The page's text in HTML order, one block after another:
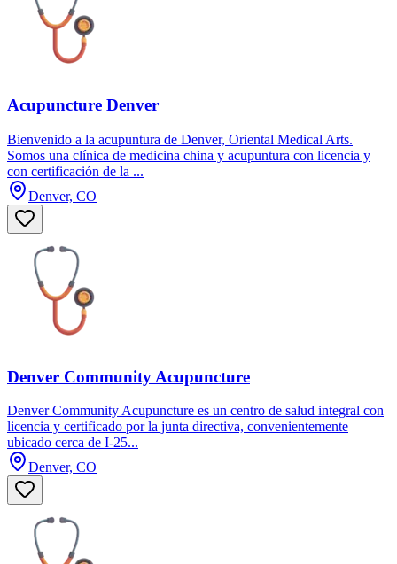
Acupuncture Denver
Bienvenido a la acupuntura de Denver, Oriental Medical Arts.
Somos una clínica de medicina china y acupuntura con licencia y
con certificación de la ...
Denver, CO
Denver Community Acupuncture
Denver Community Acupuncture es un centro de salud integral con
licencia y certificado por la junta directiva, convenientemente
ubicado cerca de I-25...
Denver, CO